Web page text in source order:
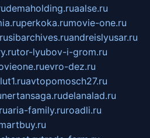
demaholding.ruaalse.ru
perkoka.rumovie-one.ru
sibarchives.ruandreislyusar.ru
tor-lyubov-i-grom.ru
evro-dez.ru
avtopomosch27.ru
nertansaga.rudelanalad.ru
aria-family.ruroadli.ru